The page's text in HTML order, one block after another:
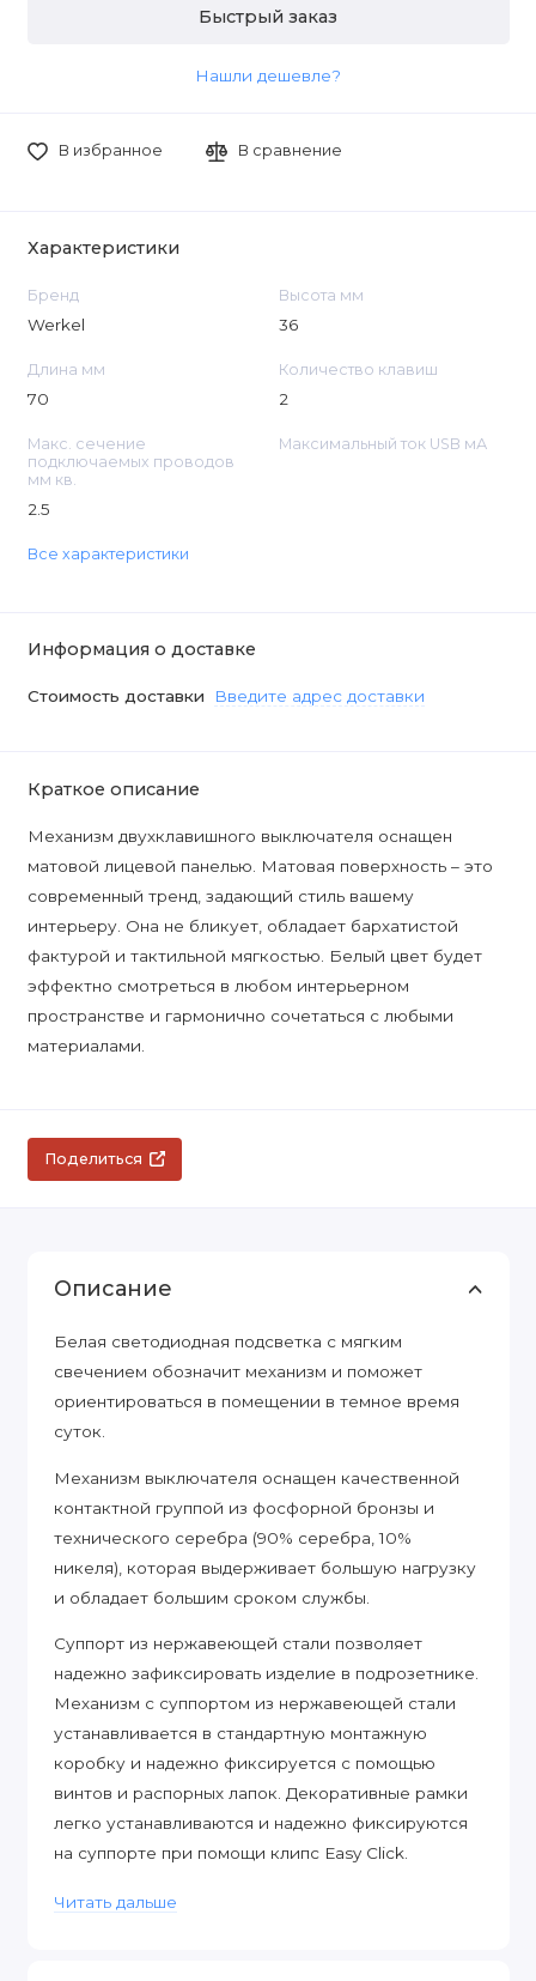
Быстрый заказ
Нашли дешевле?
В избранное В сравнение
Характеристики
Бренд
Werkel
Высота мм
36
Длина мм
70
Количество клавиш
2
Макс. сечение
подключаемых проводов
мм кв.
2.5
Максимальный ток USB мА
Все характеристики
Информация о доставке
Стоимость доставки Введите адрес доставки
Краткое описание
Механизм двухклавишного выключателя оснащен
матовой лицевой панелью. Матовая поверхность – это
современный тренд, задающий стиль вашему
интерьеру. Она не бликует, обладает бархатистой
фактурой и тактильной мягкостью. Белый цвет будет
эффектно смотреться в любом интерьерном
пространстве и гармонично сочетаться с любыми
материалами.
Поделиться
Описание
Белая светодиодная подсветка с мягким
свечением обозначит механизм и поможет
ориентироваться в помещении в темное время
суток.
Механизм выключателя оснащен качественной
контактной группой из фосфорной бронзы и
технического серебра (90% серебра, 10%
никеля), которая выдерживает большую нагрузку
и обладает большим сроком службы.
Суппорт из нержавеющей стали позволяет
надежно зафиксировать изделие в подрозетнике.
Механизм с суппортом из нержавеющей стали
устанавливается в стандартную монтажную
коробку и надежно фиксируется с помощью
винтов и распорных лапок. Декоративные рамки
легко устанавливаются и надежно фиксируются
на суппорте при помощи клипс Easy Click.
Механизмы с матовыми накладками
Читать дальше